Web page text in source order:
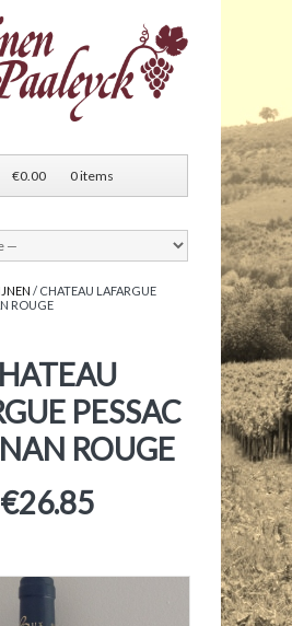
€0.00 0 items
/ CHATEAU LAFARGUE
ROUGE
PESSAC
ROUGE
€26.85